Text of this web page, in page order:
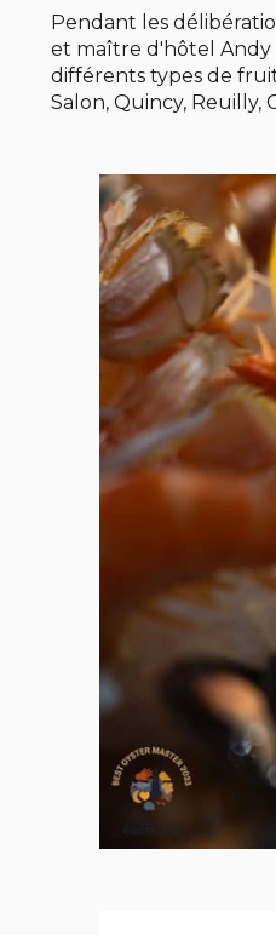
Pendant les
et maître d'hôtel Andy
différents types de
Salon, Quincy, Reuilly,